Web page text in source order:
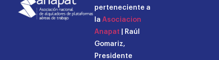
perteneciente a
la Asociacion
Anapat | Raúl
Gomariz,
Presidente